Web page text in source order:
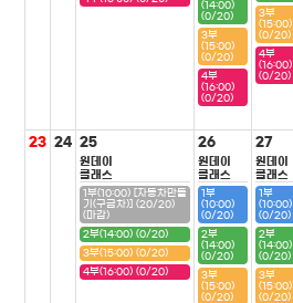
(14:00)
(0/20)
3부
(15:00)
(0/20)
4부
(16:00)
(0/20)
3부
(15:00)
(0/20)
4부
(16:00)
(0/20)
23 24 25
원데이
클래스
1부(10:00) [자동차만들
기(구급차)] (20/20)
(마감)
2부(14:00) (0/20)
3부(15:00) (0/20)
4부(16:00) (0/20)
26
원데이
클래스
1부
(10:00)
(0/20)
2부
(14:00)
(0/20)
3부
(15:00)
(0/20)
27
원데이
클래스
1부
(10:00)
(0/20)
2부
(14:00)
(0/20)
3부
(15:00)
(0/20)